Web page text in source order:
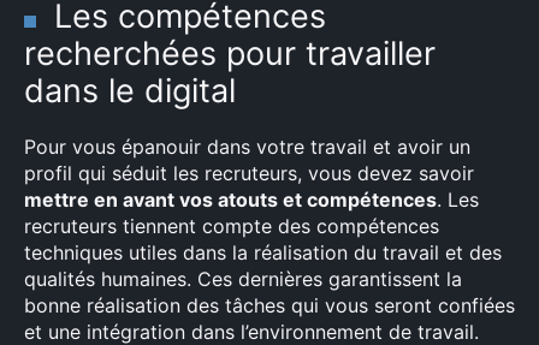
Les compétences
recherchées pour travailler
dans le digital
Pour vous épanouir dans votre travail et avoir un
profil qui séduit les recruteurs, vous devez savoir
mettre en avant vos atouts et compétences. Les
recruteurs tiennent compte des compétences
techniques utiles dans la réalisation du travail et des
qualités humaines. Ces dernières garantissent la
bonne réalisation des tâches qui vous seront confiées
et une intégration dans l’environnement de travail.